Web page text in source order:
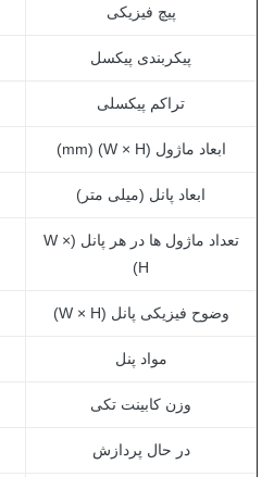
پیچ فیزیکی
پیکربندی پیکسل
تراکم پیکسلی
ابعاد ماژول (W × H) (mm)
ابعاد پانل (میلی متر)
تعداد ماژول ها در هر پانل (W ×
H)
وضوح فیزیکی پانل (W × H)
مواد پنل
وزن کابینت تکی
در حال پردازش